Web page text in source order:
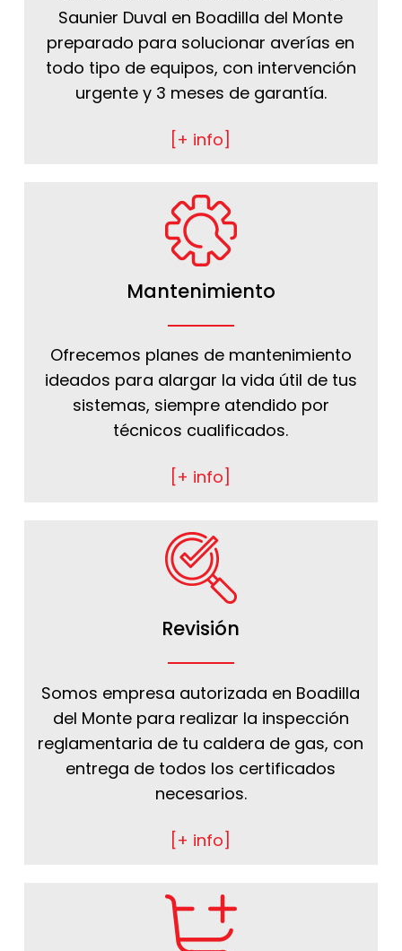
Saunier Duval en Boadilla del Monte
preparado para solucionar averías en
todo tipo de equipos, con intervención
urgente y 3 meses de garantía.
[+ info]
Mantenimiento
Ofrecemos planes de mantenimiento
ideados para alargar la vida útil de tus
sistemas, siempre atendido por
técnicos cualificados.
[+ info]
Revisión
Somos empresa autorizada en Boadilla
del Monte para realizar la inspección
reglamentaria de tu caldera de gas, con
entrega de todos los certificados
necesarios.
[+ info]